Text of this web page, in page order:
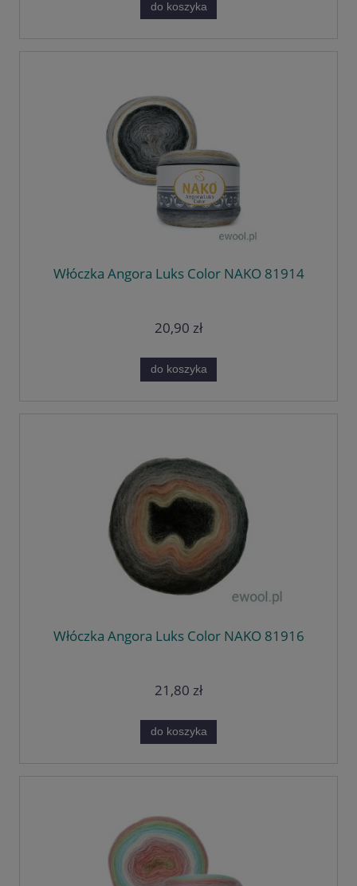
do koszyka
Włóczka Angora Luks Color NAKO 81914
20,90 zł
do koszyka
Włóczka Angora Luks Color NAKO 81916
21,80 zł
do koszyka